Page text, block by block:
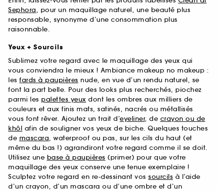
Sephora, pour un maquillage naturel, une beauté plus
responsable, synonyme d’une consommation plus
raisonnable.
Yeux + Sourcils
Sublimez votre regard avec le maquillage des yeux qui
vous conviendra le mieux ! Ambiance makeup no makeup :
les fards à paupières nude, en vue d’un rendu naturel, se
font la part belle. Pour des looks plus recherchés, piochez
parmi les palettes yeux dont les ombres aux milliers de
couleurs et aux finis mats, satinés, nacrés ou métallisés
vous font rêver. Ajoutez un trait d’eyeliner, de crayon ou de
khôl afin de souligner vos yeux de biche. Quelques touches
de mascara, waterproof ou pas, sur les cils du haut (et
même du bas !) agrandiront votre regard comme il se doit.
Utilisez une base à paupières (primer) pour que votre
maquillage des yeux conserve une tenue exemplaire !
Sculptez votre regard en re-dessinant vos sourcils à l’aide
d’un crayon, d’un mascara ou d’une ombre et d’un